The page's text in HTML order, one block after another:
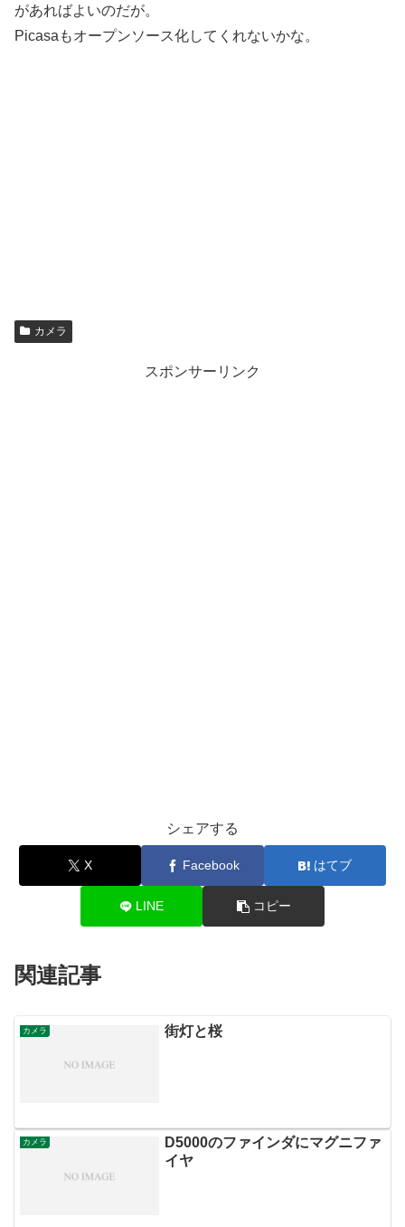
があればよいのだが。
Picasaもオープンソース化してくれないかな。
カメラ
スポンサーリンク
シェアする
X Facebook はてブ
LINE コピー
関連記事
カメラ 街灯と桜
カメラ
D5000のファインダにマグニファ
イヤ